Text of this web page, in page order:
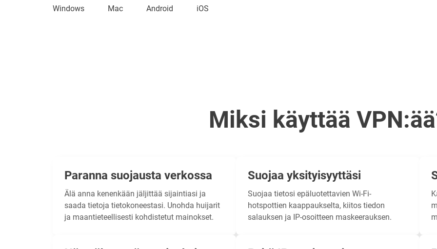
Windows Mac Android iOS
Miksi käyttää
Paranna suojausta verkossa
Älä anna kenenkään jäljittää sijaintiasi ja
saada tietoja tietokoneestasi. Unohda huijarit
ja maantieteellisesti kohdistetut mainokset.
Suojaa yksityisyyttäsi
Suojaa tietosi epäluotettavien Wi-Fi-
hotspottien kaappaukselta, kiitos tiedon
salauksen ja IP-osoitteen maskeerauksen.